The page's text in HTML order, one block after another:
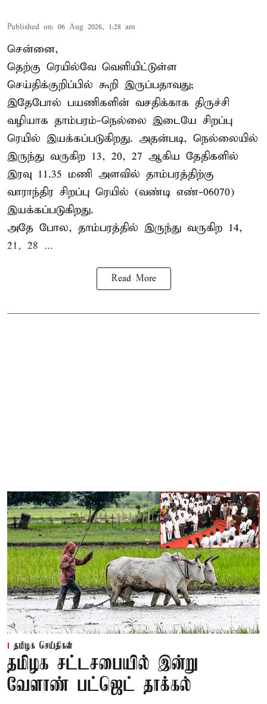
Published on: 06 Aug 2026, 1:28 am
சென்னை,
தெற்கு ரெயில்வே வெளியிட்டுள்ள
செய்திக்குறிப்பில் கூறி இருப்பதாவது;
இதேபோல் பயணிகளின் வசதிக்காக திருச்சி
வழியாக தாம்பரம்-நெல்லை இடையே சிறப்பு
ரெயில் இயக்கப்படுகிறது. அதன்படி, நெல்லையில்
இருந்து வருகிற 13, 20, 27 ஆகிய தேதிகளில்
இரவு 11.35 மணி அளவில் தாம்பரத்திற்கு
வாராந்திர சிறப்பு ரெயில் (வண்டி எண்-06070)
இயக்கப்படுகிறது.
அதே போல, தாம்பரத்தில் இருந்து வருகிற 14,
21, 28 ...
Read More
தமிழக செய்திகள்
தமிழக சட்டசபையில் இன்று
வேளாண் பட்ஜெட் தாக்கல்